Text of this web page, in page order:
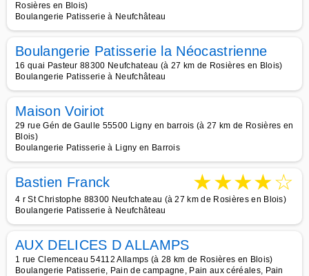
Rosières en Blois)
Boulangerie Patisserie à Neufchâteau
Boulangerie Patisserie la Néocastrienne
16 quai Pasteur 88300 Neufchateau (à 27 km de Rosières en Blois)
Boulangerie Patisserie à Neufchâteau
Maison Voiriot
29 rue Gén de Gaulle 55500 Ligny en barrois (à 27 km de Rosières en
Blois)
Boulangerie Patisserie à Ligny en Barrois
Bastien Franck ★★★★☆
4 r St Christophe 88300 Neufchateau (à 27 km de Rosières en Blois)
Boulangerie Patisserie à Neufchâteau
AUX DELICES D ALLAMPS
1 rue Clemenceau 54112 Allamps (à 28 km de Rosières en Blois)
Boulangerie Patisserie, Pain de campagne, Pain aux céréales, Pain